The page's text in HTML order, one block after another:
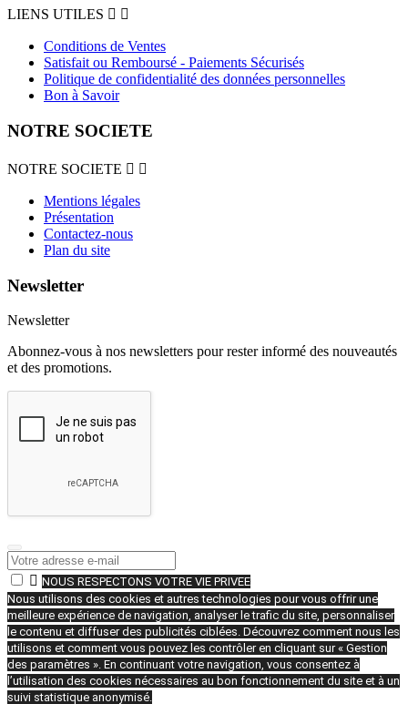
LIENS UTILES  
Conditions de Ventes
Satisfait ou Remboursé - Paiements Sécurisés
Politique de confidentialité des données personnelles
Bon à Savoir
NOTRE SOCIETE
NOTRE SOCIETE  
Mentions légales
Présentation
Contactez-nous
Plan du site
Newsletter
Newsletter
Abonnez-vous à nos newsletters pour rester informé des nouveautés
et des promotions.
 NOUS RESPECTONS VOTRE VIE PRIVEE
Nous utilisons des cookies et autres technologies pour vous offrir une
meilleure expérience de navigation, analyser le trafic du site, personnaliser
le contenu et diffuser des publicités ciblées. Découvrez comment nous les
utilisons et comment vous pouvez les contrôler en cliquant sur « Gestion
des paramètres ». En continuant votre navigation, vous consentez à
l’utilisation des cookies nécessaires au bon fonctionnement du site et à un
suivi statistique anonymisé.